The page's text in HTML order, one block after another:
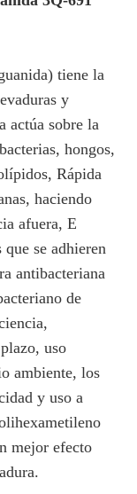
tiene la
y
actúa sobre la
hongos,
Rápida
haciendo
afuera, E
se adhieren
antibacteriana
de
uso
ambiente, los
y uso a
mejor efecto